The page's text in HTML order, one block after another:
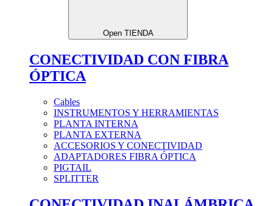
Open TIENDA
CONECTIVIDAD CON FIBRA
ÓPTICA
Cables
INSTRUMENTOS Y HERRAMIENTAS
PLANTA INTERNA
PLANTA EXTERNA
ACCESORIOS Y CONECTIVIDAD
ADAPTADORES FIBRA ÓPTICA
PIGTAIL
SPLITTER